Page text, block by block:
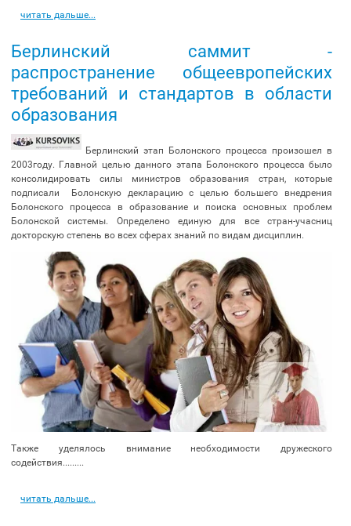
читать дальше...
Берлинский саммит -
распространение общеевропейских
требований и стандартов в области
образования
Берлинский этап Болонского процесса произошел в
2003году. Главной целью данного этапа Болонского процесса было
консолидировать силы министров образования стран, которые
подписали Болонскую декларацию с целью большего внедрения
Болонского процесса в образование и поиска основных проблем
Болонской системы. Определено единую для все стран-учасниц
докторскую степень во всех сферах знаний по видам дисциплин.
Также уделялось внимание необходимости дружеского
содействия.........
читать дальше...